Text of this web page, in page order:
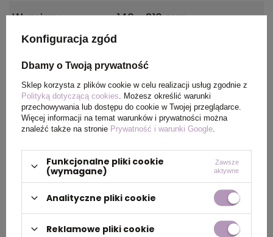
Wymiary
produktu
140 x 210 mm
Kolor Jasno zielony
PAKOWANIE
Wymiary
kartonu
zewnętrznego
(m)
0.435x0.3x0.165
Ilość szt. w
1
Konfiguracja zgód
Dbamy o Twoją prywatność
Sklep korzysta z plików cookie w celu realizacji usług zgodnie z
Polityką dotyczącą cookies . Możesz określić warunki
przechowywania lub dostępu do cookie w Twojej przeglądarce.
Więcej informacji na temat warunków i prywatności można
znaleźć także na stronie Prywatność i warunki Google
Funkcjonalne pliki cookie
(wymagane)
Zawsze
aktywne
Analityczne pliki cookie
Reklamowe pliki cookie